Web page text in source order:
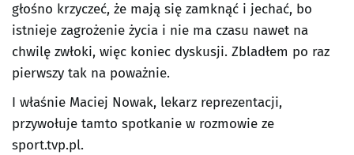
głośno krzyczeć, że mają się zamknąć i jechać, bo
istnieje zagrożenie życia i nie ma czasu nawet na
chwilę zwłoki, więc koniec dyskusji. Zbladłem po raz
pierwszy tak na poważnie.
I właśnie Maciej Nowak, lekarz reprezentacji,
przywołuje tamto spotkanie w rozmowie ze
sport.tvp.pl.